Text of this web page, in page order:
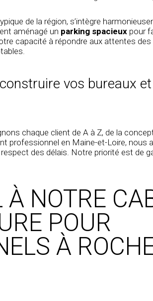
de la région, s’intègre
aménagé un parking spacieux pour
capacité à répondre aux attentes
vos bureaux
chaque client de A à Z, de la
professionnel en Maine-et-Loire, nous
des délais. Notre priorité est de
À NOTRE
POUR
À